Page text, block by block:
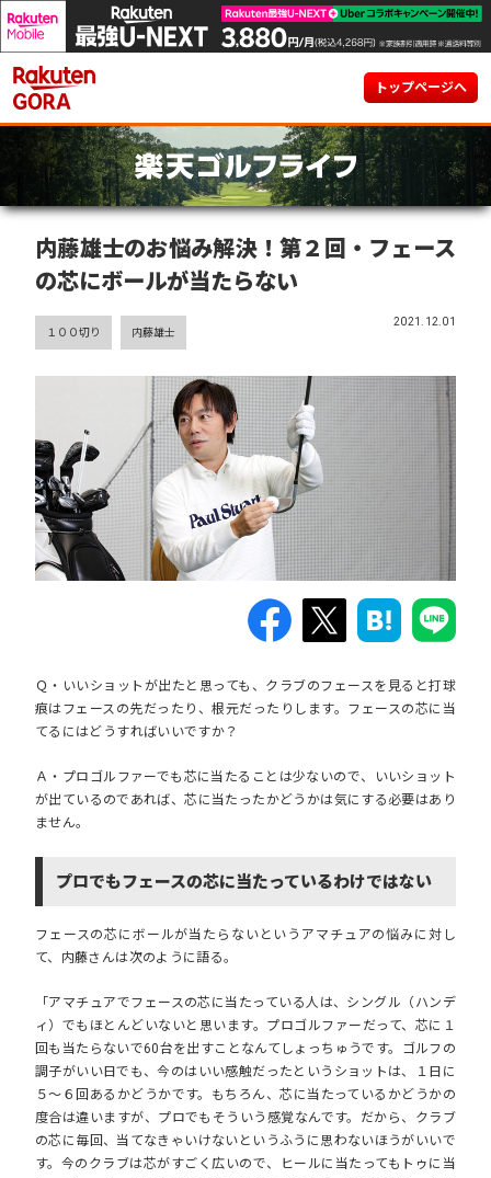
トップページへ
内藤雄士のお悩み解決！第２回・フェース
の芯にボールが当たらない
2021.12.01
１００切り
内藤雄士
Ｑ・いいショットが出たと思っても、クラブのフェースを見ると打球
痕はフェースの先だったり、根元だったりします。フェースの芯に当
てるにはどうすればいいですか？
Ａ・プロゴルファーでも芯に当たることは少ないので、いいショット
が出ているのであれば、芯に当たったかどうかは気にする必要はあり
ません。
プロでもフェースの芯に当たっているわけではない
フェースの芯にボールが当たらないというアマチュアの悩みに対し
て、内藤さんは次のように語る。
「アマチュアでフェースの芯に当たっている人は、シングル（ハンデ
ィ）でもほとんどいないと思います。プロゴルファーだって、芯に１
回も当たらないで60台を出すことなんてしょっちゅうです。ゴルフの
調子がいい日でも、今のはいい感触だったというショットは、１日に
５～６回あるかどうかです。もちろん、芯に当たっているかどうかの
度合は違いますが、プロでもそういう感覚なんです。だから、クラブ
の芯に毎回、当てなきゃいけないというふうに思わないほうがいいで
す。今のクラブは芯がすごく広いので、ヒールに当たってもトゥに当